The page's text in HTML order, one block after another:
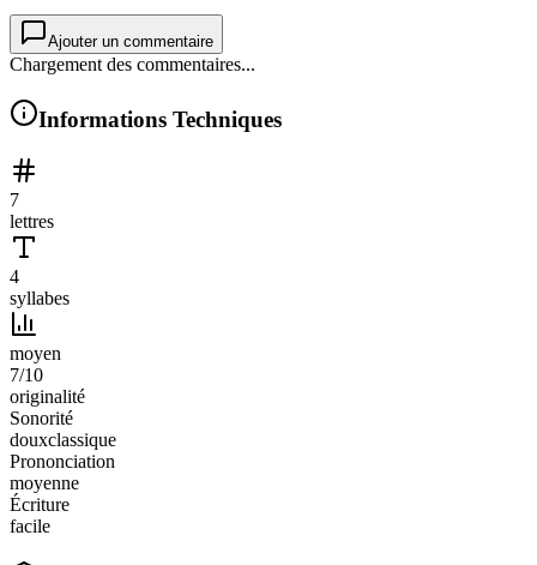
Ajouter un commentaire
Chargement des commentaires...
Informations Techniques
7
lettres
4
syllabes
moyen
7/10
originalité
Sonorité
douxclassique
Prononciation
moyenne
Écriture
facile